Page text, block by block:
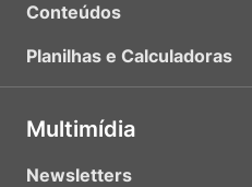
Conteúdos
Planilhas e Calculadoras
Multimídia
Newsletters